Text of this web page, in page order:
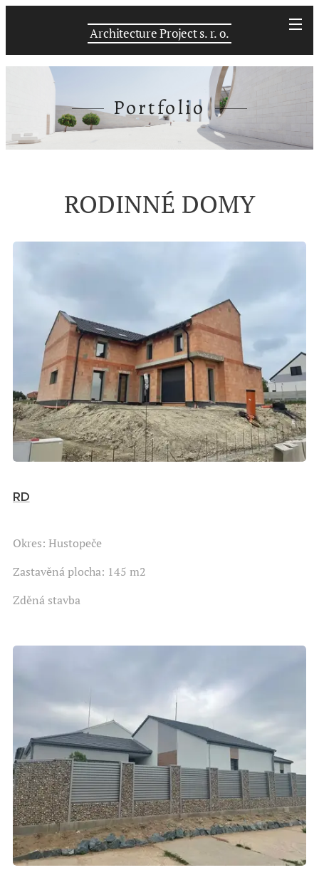
Architecture Project s. r. o.
Portfolio
RODINNÉ DOMY
RD
Okres: Hustopeče
Zastavěná plocha: 145 m2
Zděná stavba